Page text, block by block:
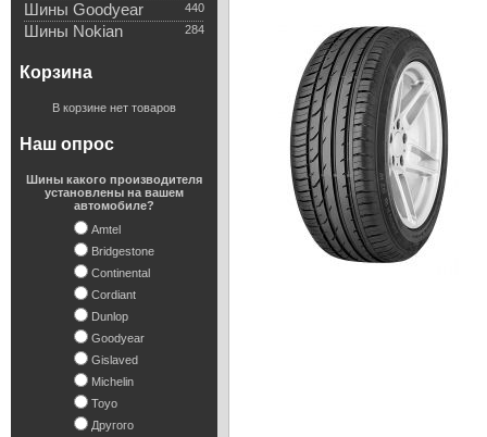
440
Шины Goodyear
284
Шины Nokian
Корзина
В корзине нет товаров
Наш опрос
Шины какого производителя
установлены на вашем
автомобиле?
Amtel
Bridgestone
Continental
Cordiant
Dunlop
Goodyear
Gislaved
Michelin
Toyo
Другого